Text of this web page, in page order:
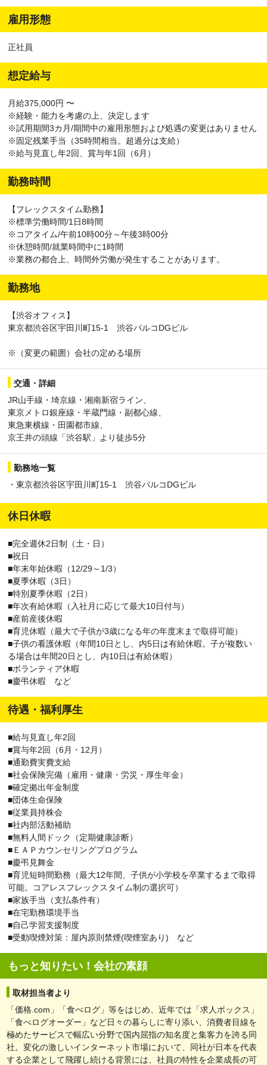
雇用形態
正社員
想定給与
月給375,000円 〜
※経験・能力を考慮の上、決定します
※試用期間3カ月/期間中の雇用形態および処遇の変更はありません
※固定残業手当（35時間相当。超過分は支給）
※給与見直し年2回、賞与年1回（6月）
勤務時間
【フレックスタイム勤務】
※標準労働時間/1日8時間
※コアタイム/午前10時00分～午後3時00分
※休憩時間/就業時間中に1時間
※業務の都合上、時間外労働が発生することがあります。
勤務地
【渋谷オフィス】
東京都渋谷区宇田川町15-1 渋谷パルコDGビル
※（変更の範囲）会社の定める場所
交通・詳細
JR山手線・埼京線・湘南新宿ライン、
東京メトロ銀座線・半蔵門線・副都心線、
東急東横線・田園都市線、
京王井の頭線「渋谷駅」より徒歩5分
勤務地一覧
・東京都渋谷区宇田川町15-1 渋谷パルコDGビル
休日休暇
■完全週休2日制（土・日）
■祝日
■年末年始休暇（12/29～1/3）
■夏季休暇（3日）
■特別夏季休暇（2日）
■年次有給休暇（入社月に応じて最大10日付与）
■産前産後休暇
■育児休暇（最大で子供が3歳になる年の年度末まで取得可能）
■子供の看護休暇（年間10日とし、内5日は有給休暇。子が複数い
る場合は年間20日とし、内10日は有給休暇）
■ボランティア休暇
■慶弔休暇 など
待遇・福利厚生
■給与見直し年2回
■賞与年2回（6月・12月）
■通勤費実費支給
■社会保険完備（雇用・健康・労災・厚生年金）
■確定拠出年金制度
■団体生命保険
■従業員持株会
■社内部活動補助
■無料人間ドック（定期健康診断）
■ＥＡＰカウンセリングプログラム
■慶弔見舞金
■育児短時間勤務（最大12年間、子供が小学校を卒業するまで取得
可能。コアレスフレックスタイム制の選択可）
■家族手当（支払条件有）
■在宅勤務環境⼿当
■自己学習支援制度
■受動喫煙対策：屋内原則禁煙(喫煙室あり) など
もっと知りたい！会社の素顔
取材担当者より
「価格.com」「食べログ」等をはじめ、近年では「求人ボックス」
「食べログオーダー」など日々の暮らしに寄り添い、消費者目線を
極めたサービスで幅広い分野で国内屈指の知名度と集客力を誇る同
社。変化の激しいインターネット市場において、同社が日本を代表
する企業として飛躍し続ける背景には、社員の特性を企業成長の可